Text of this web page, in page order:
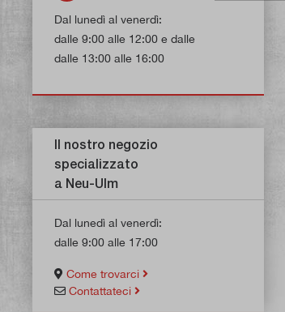
Dal lunedì al venerdì:
dalle 9:00 alle 12:00 e dalle
dalle 13:00 alle 16:00
Il nostro negozio
specializzato
a Neu-Ulm
Dal lunedì al venerdì:
dalle 9:00 alle 17:00
Come trovarci
Contattateci